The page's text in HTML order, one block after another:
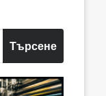
Търсене